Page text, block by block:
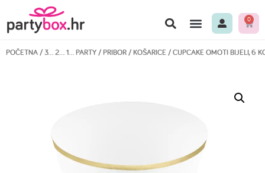
0
POČETNA/3… 2… 1… PARTY/PRIBOR/KOŠARICE/ CUPCAKE OMOTI BIJELI, 6